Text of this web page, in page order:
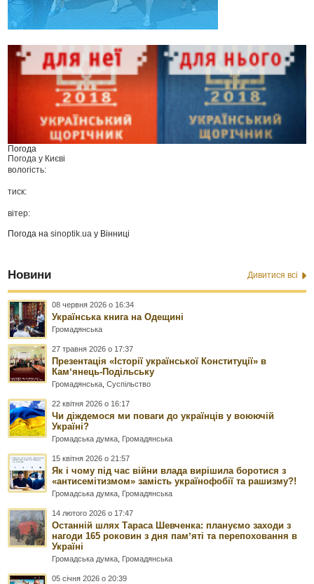
Погода
Погода у Києві
вологість:
тиск:
вітер:
Погода наsinoptik.ua у Вінниці
Новини Дивитися всі
08 червня 2026 о 16:34
Українська книга на Одещині
Громадянська
27 травня 2026 о 17:37
Презентація «Історії української Конституції» в
Камʼянець-Подільську
Громадянська ,Суспільство
22 квітня 2026 о 16:17
Чи діждемося ми поваги до українців у воюючій
Україні?
Громадська думка Громадянська
15 квітня 2026 о 21:57
Як і чому під час війни влада вирішила боротися з
«антисемітизмом» замість українофобії та рашизму?!
Громадська думка Громадянська
14 лютого 2026 о 17:47
Останній шлях Тараса Шевченка: плануємо заходи з
нагоди 165 роковин з дня памʼяті та перепоховання в
Україні
Громадська думка Громадянська
05 січня 2026 о 20:39